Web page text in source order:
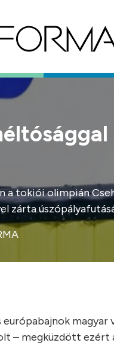
a tokiói olimpián
zárta
– megküzdött ezért